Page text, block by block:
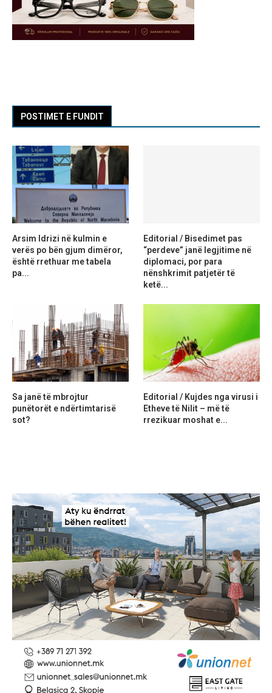
POSTIMET E FUNDIT
Arsim Idrizi në kulmin e
verës po bën gjum dimëror,
është rrethuar me tabela
pa...
Editorial / Bisedimet pas
“perdeve” janë legjitime në
diplomaci, por para
nënshkrimit patjetër të
ketë...
Sa janë të mbrojtur
punëtorët e ndërtimtarisë
sot?
Editorial / Kujdes nga virusi i
Etheve të Nilit – më të
rrezikuar moshat e...